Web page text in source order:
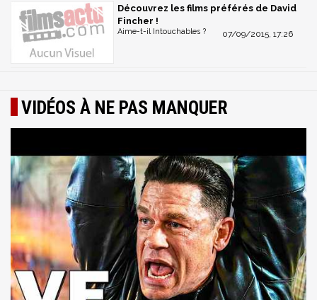
Découvrez les films préférés de David
Fincher !
07/09/2015, 17:26
Aime-t-il Intouchables ?
VIDÉOS À NE PAS MANQUER